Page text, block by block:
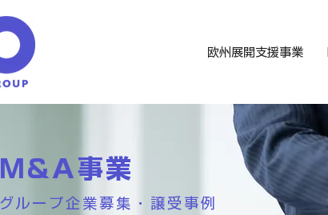
欧州展開支援事業
M&A事業
グループ企業募集・譲受事例